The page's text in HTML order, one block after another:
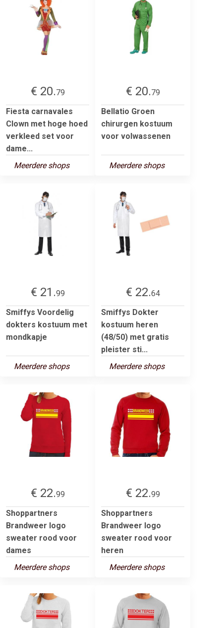
€ 20.79
Fiesta carnavales
Clown met hoge hoed
verkleed set voor
dame...
Meerdere shops
€ 20.79
Bellatio Groen
chirurgen kostuum
voor volwassenen
Meerdere shops
€ 21.99
Smiffys Voordelig
dokters kostuum met
mondkapje
Meerdere shops
€ 22.64
Smiffys Dokter
kostuum heren
(48/50) met gratis
pleister sti...
Meerdere shops
€ 22.99
Shoppartners
Brandweer logo
sweater rood voor
dames
Meerdere shops
€ 22.99
Shoppartners
Brandweer logo
sweater rood voor
heren
Meerdere shops